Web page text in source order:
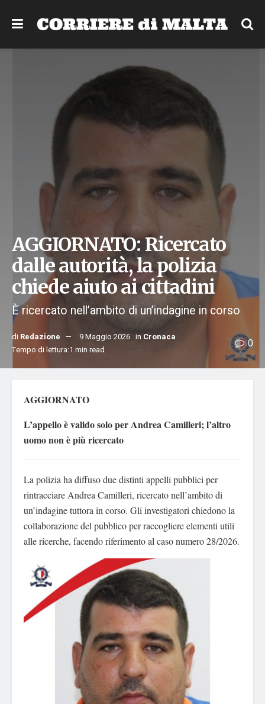
AGGIORNATO: Ricercato
dalle autorità, la polizia
chiede aiuto ai cittadini
È ricercato nell’ambito di un’indagine in corso
di Redazione 9 Maggio 2026 in Cronaca
Tempo di lettura:1 min read
0
AGGIORNATO
L’appello è valido solo per Andrea Camilleri; l’altro
uomo non è più ricercato
La polizia ha diffuso due distinti appelli pubblici per
rintracciare Andrea Camilleri, ricercato nell’ambito di
un’indagine tuttora in corso. Gli investigatori chiedono la
collaborazione del pubblico per raccogliere elementi utili
alle ricerche, facendo riferimento al caso numero 28/2026.